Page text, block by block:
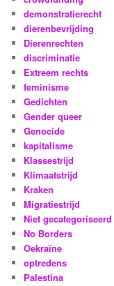
demonstratierecht
dierenbevrijding
Dierenrechten
discriminatie
Extreem rechts
feminisme
Gedichten
Gender queer
Genocide
kapitalisme
Klassestrijd
Klimaatstrijd
Kraken
Migratiestrijd
Niet gecategoriseerd
No Borders
Oekraïne
optredens
Palestina